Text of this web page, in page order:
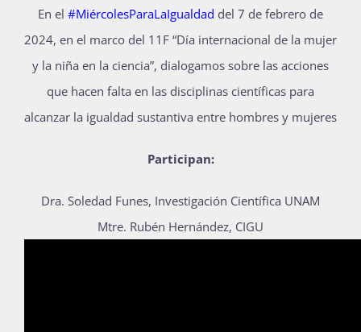
Blog
Recursos
Publicaciones
En el #MiércolesParaLaIgualdad del 7 de febrero de
2024, en el marco del 11F “Día internacional de la mujer
y la niña en la ciencia”, dialogamos sobre las acciones
que hacen falta en las disciplinas científicas para
alcanzar la igualdad sustantiva entre hombres y mujeres
Participan:
Dra. Soledad Funes, Investigación Científica UNAM
Mtre. Rubén Hernández, CIGU